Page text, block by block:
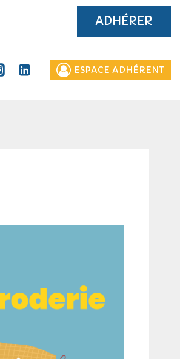
ADHÉRER
ESPACE ADHÉRENT